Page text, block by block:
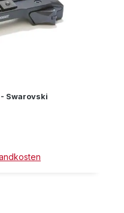
- Swarovski